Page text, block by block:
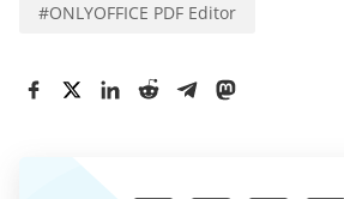
#ONLYOFFICE PDF Editor